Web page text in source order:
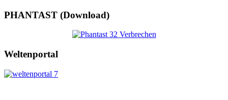
PHANTAST (Download)
Weltenportal